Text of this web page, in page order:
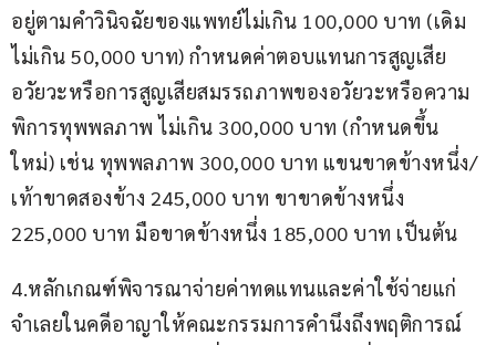
อยู่ตามคำวินิจฉัยของแพทย์ไม่เกิน 100,000 บาท (เดิม
ไม่เกิน 50,000 บาท) กำหนดค่าตอบแทนการสูญเสีย
อวัยวะหรือการสูญเสียสมรรถภาพของอวัยวะหรือความ
พิการทุพพลภาพ ไม่เกิน 300,000 บาท (กำหนดขึ้น
ใหม่) เช่น ทุพพลภาพ 300,000 บาท แขนขาดข้างหนึ่ง/
เท้าขาดสองข้าง 245,000 บาท ขาขาดข้างหนึ่ง
225,000 บาท มือขาดข้างหนึ่ง 185,000 บาท เป็นต้น
4.หลักเกณฑ์พิจารณาจ่ายค่าทดแทนและค่าใช้จ่ายแก่
จำเลยในคดีอาญาให้คณะกรรมการคำนึงถึงพฤติการณ์